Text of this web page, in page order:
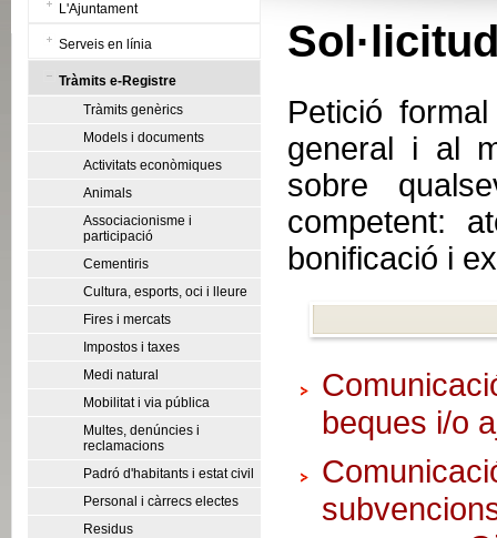
L'Ajuntament
Serveis en línia
Tràmits e-Registre
Tràmits genèrics
Models i documents
Activitats econòmiques
Animals
Associacionisme i
participació
Cementiris
Cultura, esports, oci i lleure
Fires i mercats
Impostos i taxes
Medi natural
Mobilitat i via pública
Multes, denúncies i
reclamacions
Padró d'habitants i estat civil
Personal i càrrecs electes
Residus
Petició
general i al
sobre
competent:
bonificació i
beques i/o